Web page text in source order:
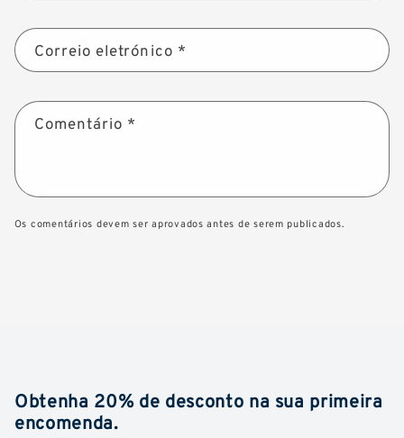
Correio eletrónico *
Comentário *
Os comentários devem ser aprovados antes de serem publicados.
Obtenha 20% de desconto na sua primeira
encomenda.